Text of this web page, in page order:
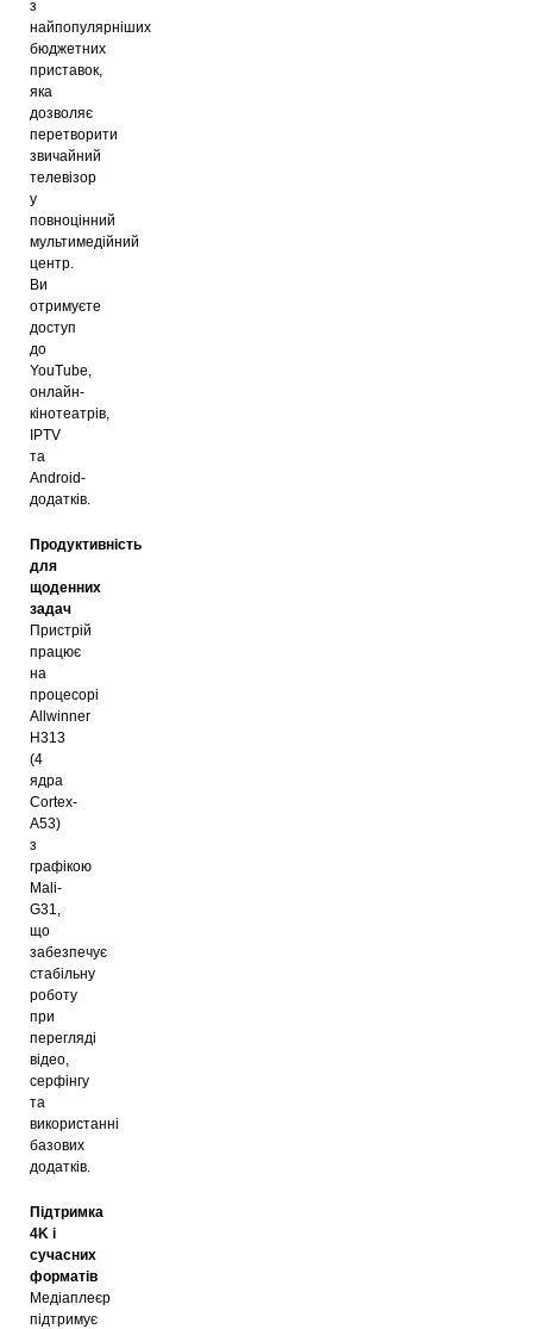
з
найпопулярніших
бюджетних
приставок,
яка
дозволяє
перетворити
звичайний
телевізор
у
повноцінний
мультимедійний
центр.
Ви
отримуєте
доступ
до
YouTube,
онлайн-
кінотеатрів,
IPTV
та
Android-
додатків.
Продуктивність
для
щоденних
задач
Пристрій
працює
на
процесорі
Allwinner
H313
(4
ядра
Cortex-
A53)
з
графікою
Mali-
G31,
що
забезпечує
стабільну
роботу
при
перегляді
відео,
серфінгу
та
використанні
базових
додатків.
Підтримка
4K і
сучасних
форматів
Медіаплеєр
підтримує